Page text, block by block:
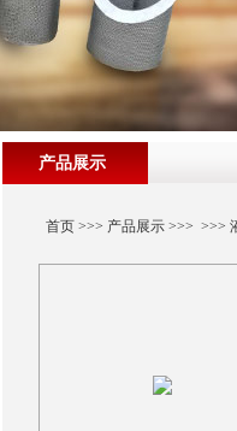
产品展示
首页>>> 产品展示>>> >>>